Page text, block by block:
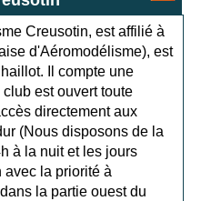
Creusotin, est affilié à
d'Aéromodélisme), est
Il compte une
est ouvert toute
directement aux
(Nous disposons de la
à la nuit et les jours
avec la priorité à
la partie ouest du